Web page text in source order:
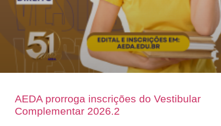
AEDA prorroga inscrições do Vestibular
Complementar 2026.2